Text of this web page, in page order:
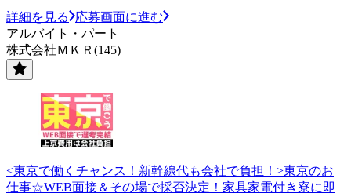
詳細を見る
応募画面に進む
アルバイト・パート
株式会社ＭＫＲ(145)
<東京で働くチャンス！新幹線代も会社で負担！>東京のお
仕事☆WEB面接＆その場で採否決定！家具家電付き寮に即